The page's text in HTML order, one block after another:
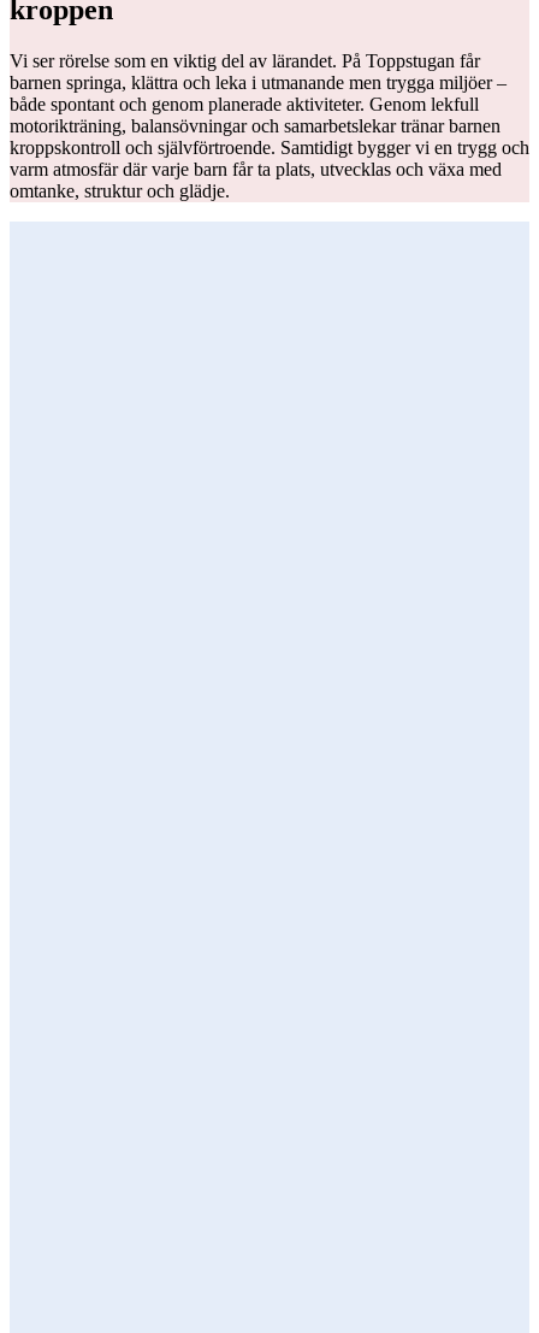
kroppen
Vi ser rörelse som en viktig del av lärandet. På Toppstugan får
barnen springa, klättra och leka i utmanande men trygga miljöer –
både spontant och genom planerade aktiviteter. Genom lekfull
motorikträning, balansövningar och samarbetslekar tränar barnen
kroppskontroll och självförtroende. Samtidigt bygger vi en trygg och
varm atmosfär där varje barn får ta plats, utvecklas och växa med
omtanke, struktur och glädje.